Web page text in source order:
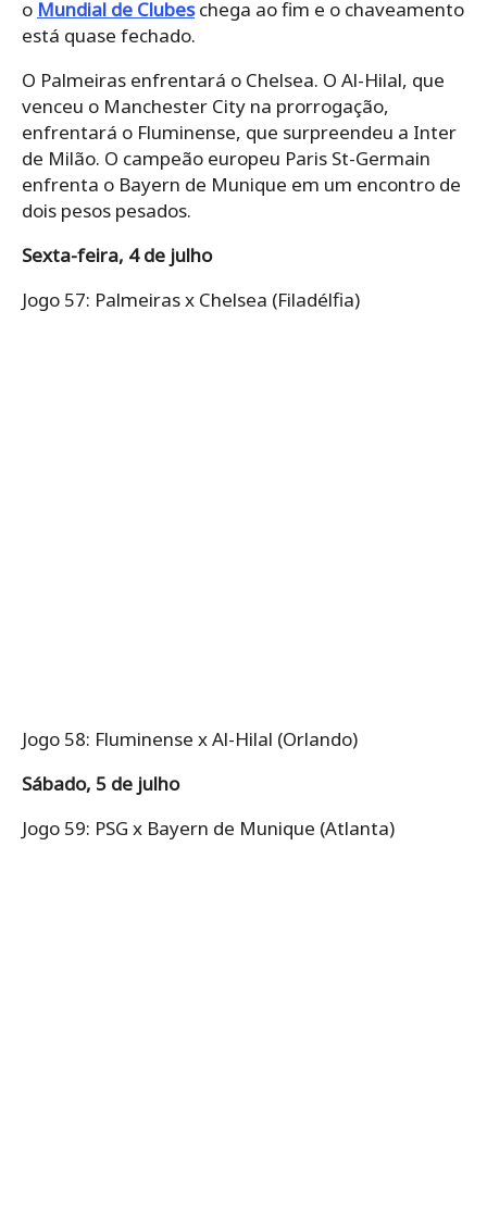
o Mundial de Clubeschega ao fim e o chaveamento
está quase fechado.
O Palmeiras enfrentará o Chelsea. O Al-Hilal, que
venceu o Manchester City na prorrogação,
enfrentará o Fluminense, que surpreendeu a Inter
de Milão. O campeão europeu Paris St-Germain
enfrenta o Bayern de Munique em um encontro de
dois pesos pesados.
Sexta-feira, 4 de julho
Jogo 57: Palmeiras x Chelsea (Filadélfia)
Jogo 58: Fluminense x Al-Hilal (Orlando)
Sábado, 5 de julho
Jogo 59: PSG x Bayern de Munique (Atlanta)